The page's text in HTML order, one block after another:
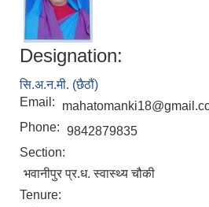
Designation:
सि.अ.न.मी. (छैठौं)
Email:
Phone: 9842879835
Section:
भवानीपुर प्र.ध. स्वास्थ्य चौकी
Tenure: